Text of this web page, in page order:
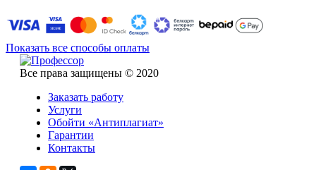
Показать все способы оплаты
Все права защищены © 2020
Заказать работу
Услуги
Обойти «Антиплагиат»
Гарантии
Контакты